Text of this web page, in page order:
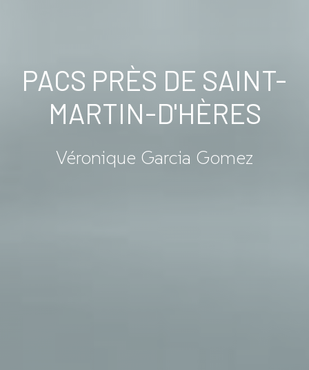
PACS PRÈS DE SAINT-
MARTIN-D'HÈRES
Véronique Garcia Gomez